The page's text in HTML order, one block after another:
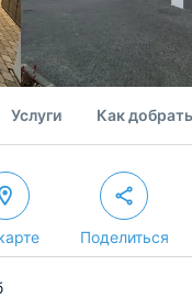
Услуги Как
Поделиться